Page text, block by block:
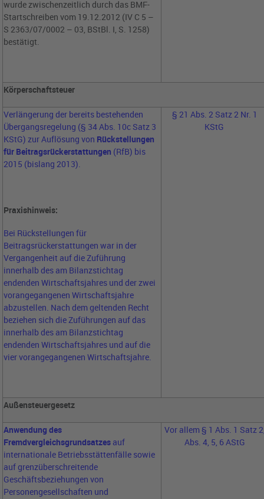
wurde zwischenzeitlich durch das BMF-
Startschreiben vom 19.12.2012 (IV C 5 –
S 2363/07/0002 – 03, BStBl. I, S. 1258)
bestätigt.
Körperschaftsteuer
Verlängerung der bereits bestehenden
Übergangsregelung (§ 34 Abs. 10c Satz 3
KStG) zur Auflösung von Rückstellungen
für Beitragsrückerstattungen (RfB) bis
2015 (bislang 2013).
Praxishinweis:
Bei Rückstellungen für
Beitragsrückerstattungen war in der
Vergangenheit auf die Zuführung
innerhalb des am Bilanzstichtag
endenden Wirtschaftsjahres und der zwei
vorangegangenen Wirtschaftsjahre
abzustellen. Nach dem geltenden Recht
beziehen sich die Zuführungen auf das
innerhalb des am Bilanzstichtag
endenden Wirtschaftsjahres und auf die
vier vorangegangenen Wirtschaftsjahre.
§ 21 Abs. 2 Satz 2 Nr. 1
KStG
Außensteuergesetz
Anwendung des
Fremdvergleichsgrundsatzes auf
internationale Betriebsstättenfälle sowie
auf grenzüberschreitende
Geschäftsbeziehungen von
Personengesellschaften und
Vor allem § 1 Abs. 1 Satz
Abs. 4, 5, 6 AStG